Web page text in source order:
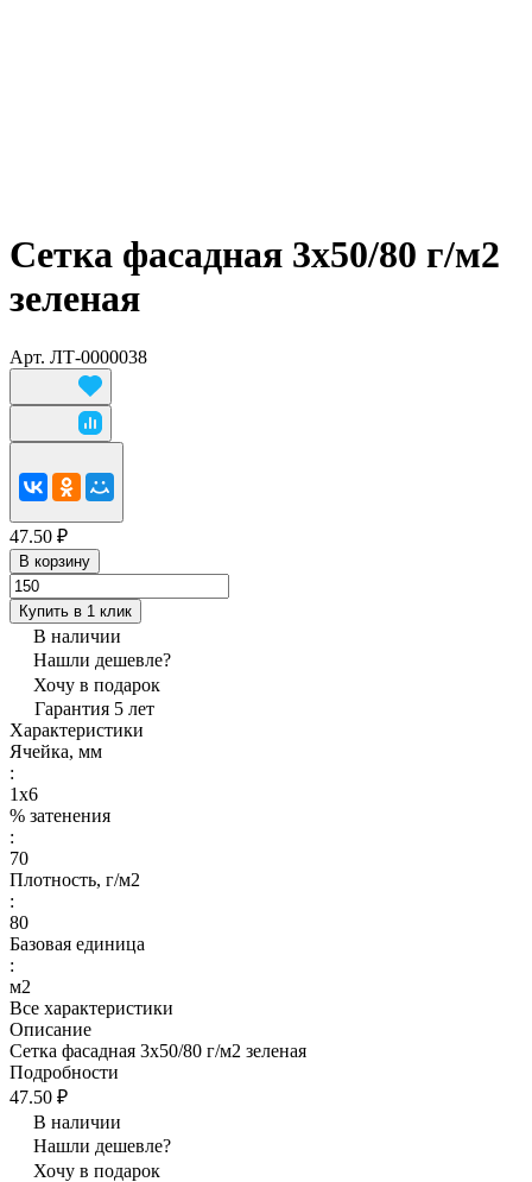
Сетка фасадная 3х50/80 г/м2
зеленая
Арт. ЛТ-0000038
47.50 ₽
В корзину
Купить в 1 клик
В наличии
Нашли дешевле?
Хочу в подарок
Гарантия 5 лет
Характеристики
Ячейка, мм
:
1х6
% затенения
:
70
Плотность, г/м2
:
80
Базовая единица
:
м2
Все характеристики
Описание
Сетка фасадная 3х50/80 г/м2 зеленая
Подробности
47.50 ₽
В наличии
Нашли дешевле?
Хочу в подарок